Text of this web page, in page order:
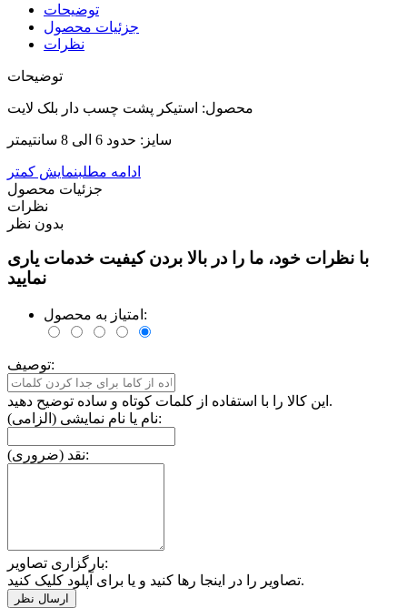
توضیحات
جزئیات محصول
نظرات
توضیحات
محصول: استیکر پشت چسب دار بلک لایت
سایز: حدود 6 الی 8 سانتیمتر
ادامه مطلبنمایش کمتر
جزئیات محصول
نظرات
بدون نظر
با نظرات خود، ما را در بالا بردن کیفیت خدمات یاری
نمایید
امتیاز به محصول:
توصیف:
این کالا را با استفاده از کلمات کوتاه و ساده توضیح دهید.
نام یا نام نمایشی (الزامی):
نقد (ضروری):
بارگزاری تصاویر:
تصاویر را در اینجا رها کنید و یا برای آپلود کلیک کنید.